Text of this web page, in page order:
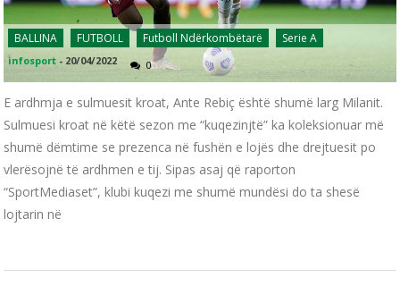
BALLINA FUTBOLL Futboll Ndërkombëtarë Serie A
infosport - 20/04/2022 0
E ardhmja e sulmuesit kroat, Ante Rebiç është shumë larg Milanit.
Sulmuesi kroat në këtë sezon me “kuqezinjtë” ka koleksionuar më
shumë dëmtime se prezenca në fushën e lojës dhe drejtuesit po
vlerësojnë të ardhmen e tij. Sipas asaj që raporton
“SportMediaset”, klubi kuqezi me shumë mundësi do ta shesë
lojtarin në